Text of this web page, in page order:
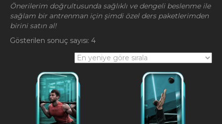
Önerilerim doğrultusunda sağlıklı ve dengeli beslenme ile
sağlam bir antrenman için şimdi özel ders paketlerimden
birini satın al!
Gösterilen sonuç sayısı: 4